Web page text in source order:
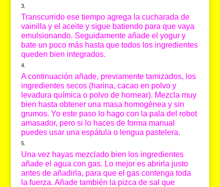
Transcurrido ese tiempo agrega la cucharada de
vainilla y el aceite y sigue batiendo para que vaya
emulsionando. Seguidamente añade el yogur y
bate un poco más hasta que todos los ingredientes
queden bien integrados.
A continuación añade, previamente tamizados, los
ingredientes secos (harina, cacao en polvo y
levadura química o polvo de hornear). Mezcla muy
bien hasta obtener una masa homogénea y sin
grumos. Yo este paso lo hago con la pala del robot
amasador, pero si lo haces de forma manual
puedes usar una espátula o lengua pastelera.
Una vez hayas mezclado bien los ingredientes
añade el agua con gas. Lo mejor es abrirla justo
antes de añadirla, para que el gas contenga toda
la fuerza. Añade también la pizca de sal que